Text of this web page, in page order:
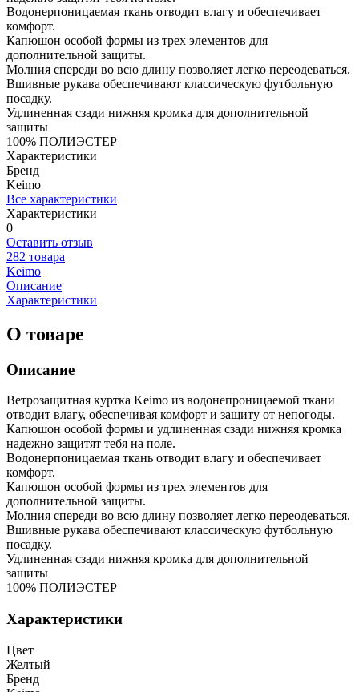
Водонерпоницаемая ткань отводит влагу и обеспечивает
комфорт.
Капюшон особой формы из трех элементов для
дополнительной защиты.
Молния спереди во всю длину позволяет легко переодеваться.
Вшивные рукава обеспечивают классическую футбольную
посадку.
Удлиненная сзади нижняя кромка для дополнительной
защиты
100% ПОЛИЭСТЕР
Характеристики
Бренд
Keimo
Все характеристики
Характеристики
0
Оставить отзыв
282 товара
Keimo
Описание
Характеристики
О товаре
Описание
Ветрозащитная куртка Keimo из водонепроницаемой ткани
отводит влагу, обеспечивая комфорт и защиту от непогоды.
Капюшон особой формы и удлиненная сзади нижняя кромка
надежно защитят тебя на поле.
Водонерпоницаемая ткань отводит влагу и обеспечивает
комфорт.
Капюшон особой формы из трех элементов для
дополнительной защиты.
Молния спереди во всю длину позволяет легко переодеваться.
Вшивные рукава обеспечивают классическую футбольную
посадку.
Удлиненная сзади нижняя кромка для дополнительной
защиты
100% ПОЛИЭСТЕР
Характеристики
Цвет
Желтый
Бренд